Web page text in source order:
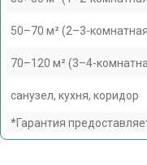
50–70 м² (2–3-
70–120 м² (3–4-
санузел, кухня, коридор
*Гарантия